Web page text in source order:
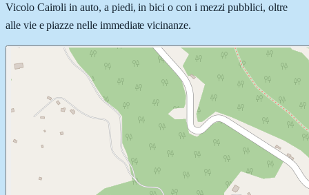
Vicolo Cairoli in auto, a piedi, in bici o con i mezzi pubblici, oltre
alle vie e piazze nelle immediate vicinanze.